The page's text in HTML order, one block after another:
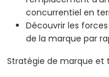
concurrentiel en
Découvrir les
de la marque par
Stratégie de marque et